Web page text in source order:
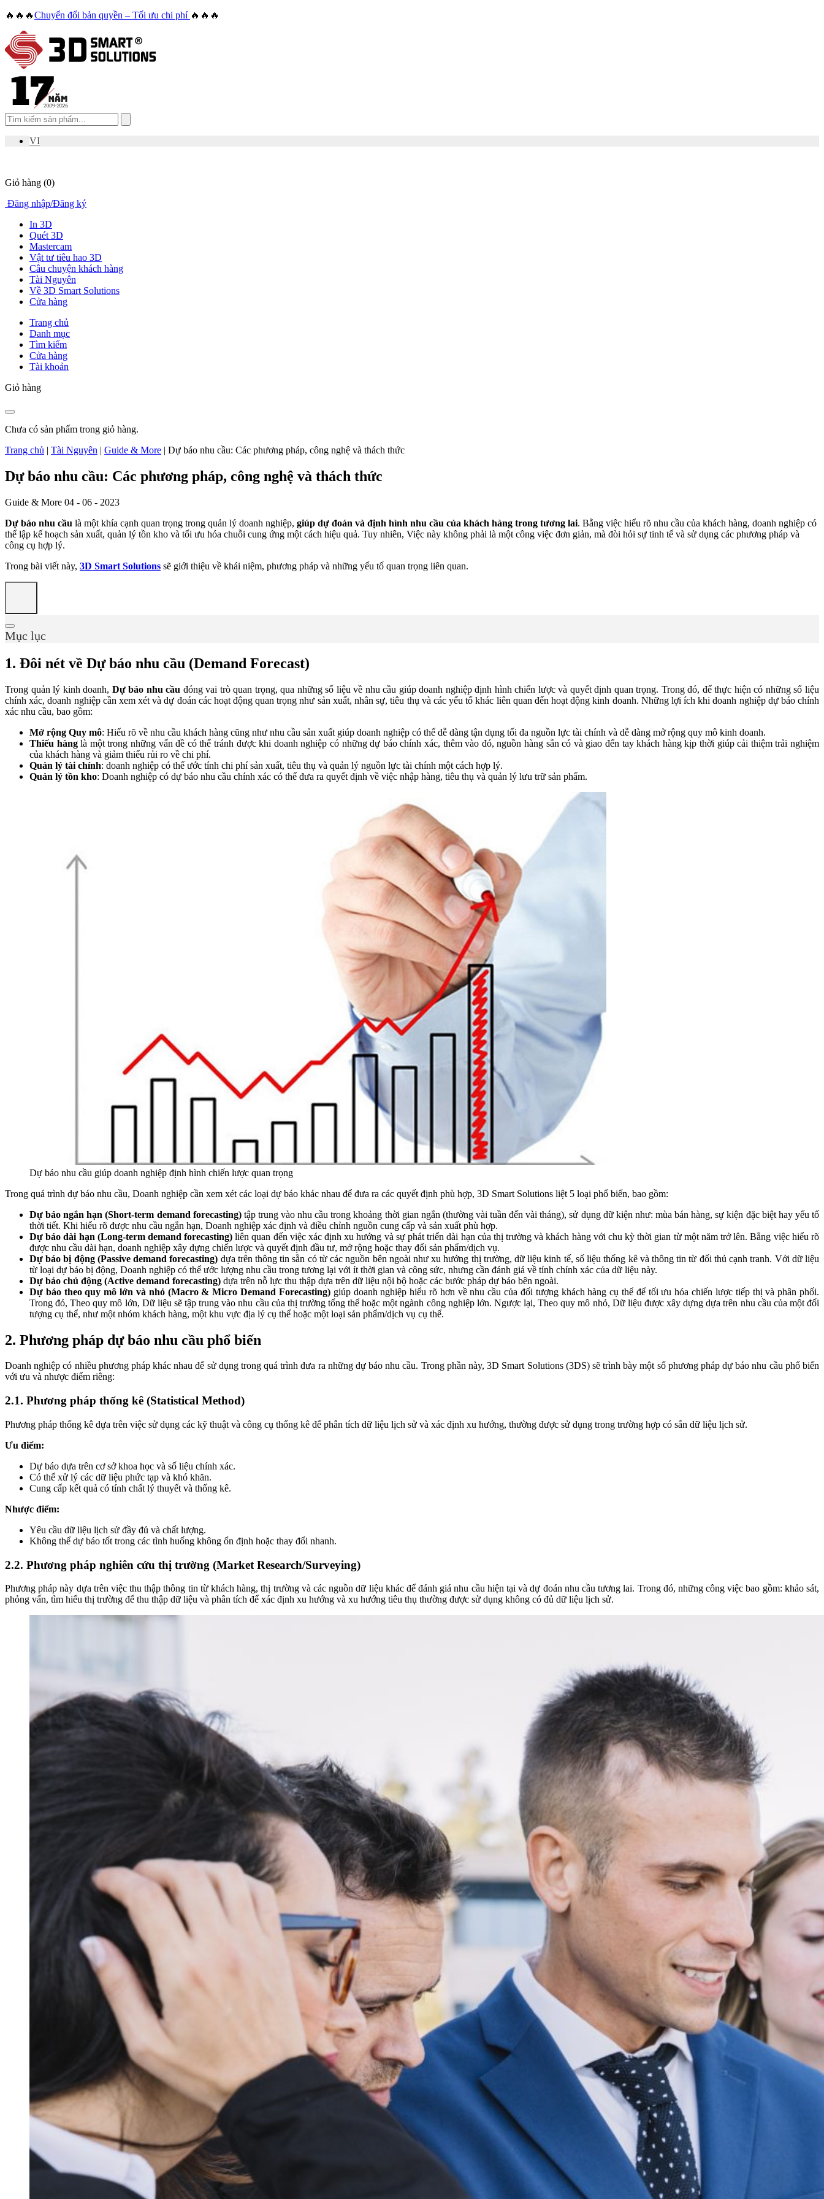
🔥🔥🔥Chuyển đổi bản quyền – Tối ưu chi phí 🔥🔥🔥
VI
Giỏ hàng (0)
Đăng nhập/Đăng ký
In 3D
Quét 3D
Mastercam
Vật tư tiêu hao 3D
Câu chuyện khách hàng
Tài Nguyên
Về 3D Smart Solutions
Cửa hàng
Trang chủ
Danh mục
Tìm kiếm
Cửa hàng
Tài khoản
Giỏ hàng
Chưa có sản phẩm trong giỏ hàng.
Trang chủ | Tài Nguyên | Guide & More | Dự báo nhu cầu: Các phương pháp, công nghệ và thách thức
Dự báo nhu cầu: Các phương pháp, công nghệ và thách thức
Guide & More 04 - 06 - 2023
Dự báo nhu cầu là một khía cạnh quan trọng trong quản lý doanh nghiệp, giúp dự đoán và định hình nhu cầu của khách hàng trong tương lai. Bằng việc hiểu rõ nhu cầu của khách hàng, doanh nghiệp có
thể lập kế hoạch sản xuất, quản lý tồn kho và tối ưu hóa chuỗi cung ứng một cách hiệu quả. Tuy nhiên, Việc này không phải là một công việc đơn giản, mà đòi hỏi sự tinh tế và sử dụng các phương pháp và
công cụ hợp lý.
Trong bài viết này, 3D Smart Solutions sẽ giới thiệu về khái niệm, phương pháp và những yếu tố quan trọng liên quan.
Mục lục
1. Đôi nét về Dự báo nhu cầu (Demand Forecast)
Trong quản lý kinh doanh, Dự báo nhu cầu đóng vai trò quan trọng, qua những số liệu về nhu cầu giúp doanh nghiệp định hình chiến lược và quyết định quan trọng. Trong đó, để thực hiện có những số liệu
chính xác, doanh nghiệp cần xem xét và dự đoán các hoạt động quan trọng như sản xuất, nhân sự, tiêu thụ và các yếu tố khác liên quan đến hoạt động kinh doanh. Những lợi ích khi doanh nghiệp dự báo chính
xác nhu cầu, bao gồm:
Mở rộng Quy mô: Hiểu rõ về nhu cầu khách hàng cũng như nhu cầu sản xuất giúp doanh nghiệp có thể dễ dàng tận dụng tối đa nguồn lực tài chính và dễ dàng mở rộng quy mô kinh doanh.
Thiếu hànglà một trong những vấn đề có thể tránh được khi doanh nghiệp có những dự báo chính xác, thêm vào đó, nguồn hàng sẵn có và giao đến tay khách hàng kịp thời giúp cải thiệm trải nghiệm
của khách hàng và giảm thiểu rủi ro về chi phí.
Quản lý tài chính: doanh nghiệp có thể ước tính chi phí sản xuất, tiêu thụ và quản lý nguồn lực tài chính một cách hợp lý.
Quản lý tồn kho: Doanh nghiệp có dự báo nhu cầu chính xác có thể đưa ra quyết định về việc nhập hàng, tiêu thụ và quản lý lưu trữ sản phẩm.
Dự báo nhu cầu giúp doanh nghiệp định hình chiến lược quan trọng
Trong quá trình dự báo nhu cầu, Doanh nghiệp cần xem xét các loại dự báo khác nhau để đưa ra các quyết định phù hợp, 3D Smart Solutions liệt 5 loại phổ biến, bao gồm:
Dự báo ngắn hạn (Short-term demand forecasting)tập trung vào nhu cầu trong khoảng thời gian ngắn (thường vài tuần đến vài tháng), sử dụng dữ kiện như: mùa bán hàng, sự kiện đặc biệt hay yếu tố
thời tiết. Khi hiểu rõ được nhu cầu ngắn hạn, Doanh nghiệp xác định và điều chỉnh nguồn cung cấp và sản xuất phù hợp.
Dự báo dài hạn (Long-term demand forecasting) liên quan đến việc xác định xu hướng và sự phát triển dài hạn của thị trường và khách hàng với chu kỳ thời gian từ một năm trở lên. Bẳng việc hiểu rõ
được nhu cầu dài hạn, doanh nghiệp xây dựng chiến lược và quyết định đầu tư, mở rộng hoặc thay đổi sản phẩm/dịch vụ.
Dự báo bị động (Passive demand forecasting) dựa trên thông tin sẵn có từ các nguồn bên ngoài như xu hướng thị trường, dữ liệu kinh tế, số liệu thống kê và thông tin từ đối thủ cạnh tranh. Với dữ liệu
từ loại dự báo bị động, Doanh nghiệp có thể ước lượng nhu cầu trong tương lại với ít thời gian và công sức, nhưng cần đánh giá về tính chính xác của dữ liệu này.
Dự báo chủ động (Active demand forecasting) dựa trên nỗ lực thu thập dựa trên dữ liệu nội bộ hoặc các bước pháp dự báo bên ngoài.
Dự báo theo quy mô lớn và nhỏ (Macro & Micro Demand Forecasting)giúp doanh nghiệp hiểu rõ hơn về nhu cầu của đối tượng khách hàng cụ thể để tối ưu hóa chiến lược tiếp thị và phân phối.
Trong đó, Theo quy mô lớn, Dữ liệu sẽ tập trung vào nhu cầu của thị trường tổng thể hoặc một ngành công nghiệp lớn. Ngược lại, Theo quy mô nhỏ, Dữ liệu được xây dựng dựa trên nhu cầu của một đối
tượng cụ thể, như một nhóm khách hàng, một khu vực địa lý cụ thể hoặc một loại sản phẩm/dịch vụ cụ thể.
2. Phương pháp dự báo nhu cầu phổ biến
Doanh nghiệp có nhiều phương pháp khác nhau để sử dụng trong quá trình đưa ra những dự báo nhu cầu. Trong phần này, 3D Smart Solutions (3DS) sẽ trình bày một số phương pháp dự báo nhu cầu phổ biến
với ưu và nhược điểm riêng:
2.1. Phương pháp thống kê (Statistical Method)
Phương pháp thống kê dựa trên việc sử dụng các kỹ thuật và công cụ thống kê để phân tích dữ liệu lịch sử và xác định xu hướng, thường được sử dụng trong trường hợp có sẵn dữ liệu lịch sử.
Ưu điểm:
Dự báo dựa trên cơ sở khoa học và số liệu chính xác.
Có thể xử lý các dữ liệu phức tạp và khó khăn.
Cung cấp kết quả có tính chất lý thuyết và thống kê.
Nhược điểm:
Yêu cầu dữ liệu lịch sử đầy đủ và chất lượng.
Không thể dự báo tốt trong các tình huống không ổn định hoặc thay đổi nhanh.
2.2. Phương pháp nghiên cứu thị trường (Market Research/Surveying)
Phương pháp này dựa trên việc thu thập thông tin từ khách hàng, thị trường và các nguồn dữ liệu khác để đánh giá nhu cầu hiện tại và dự đoán nhu cầu tương lai. Trong đó, những công việc bao gồm: khảo sát,
phỏng vấn, tìm hiểu thị trường để thu thập dữ liệu và phân tích để xác định xu hướng và xu hướng tiêu thụ thường được sử dụng không có đủ dữ liệu lịch sử.